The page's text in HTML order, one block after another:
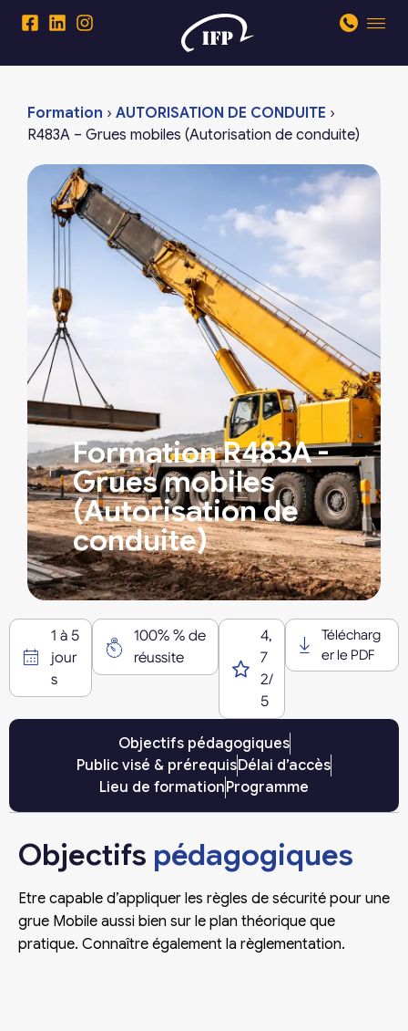
Formation › AUTORISATION DE CONDUITE ›
R483A – Grues mobiles (Autorisation de conduite)
Formation R483A -
Grues mobiles
(Autorisation de
conduite)
1 à 5
jour
s
100% % de
réussite
4,
7
2/
5
Télécharg
er le PDF
Objectifs pédagogiques
Public visé & prérequisDélai d’accès
Lieu de formationProgramme
Objectifs pédagogiques
Etre capable d’appliquer les règles de sécurité pour une
grue Mobile aussi bien sur le plan théorique que
pratique. Connaître également la règlementation.